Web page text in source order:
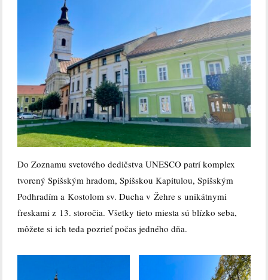
Do Zoznamu svetového dedičstva UNESCO patrí komplex
tvorený Spišským hradom, Spišskou Kapitulou, Spišským
Podhradím a Kostolom sv. Ducha v Žehre s unikátnymi
freskami z 13. storočia. Všetky tieto miesta sú blízko seba,
môžete si ich teda pozrieť počas jedného dňa.